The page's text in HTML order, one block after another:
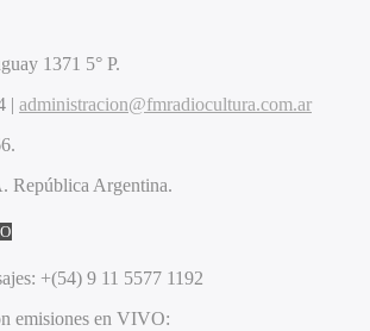
1371 5° P.
| administracion@fmradiocultura.com.ar
República Argentina.
+(54) 9 11 5577 1192
emisiones en VIVO: